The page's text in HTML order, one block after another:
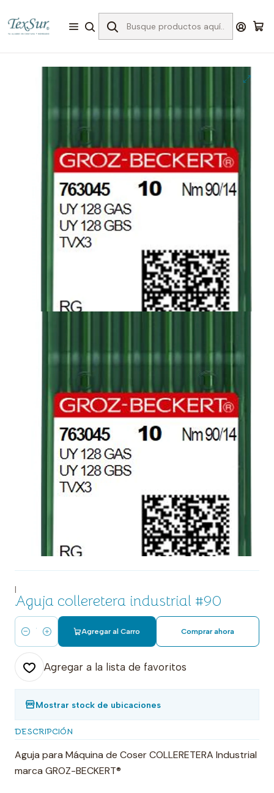
Confección
Agujas para la confección
PARA MÁQUINA INDUSTRIAL
Aguja colleretera industrial #90
|
Aguja colleretera industrial #90
Cantidad
Agregar al Carro Comprar ahora
Agregar a la lista de favoritos
Mostrar stock de ubicaciones
DESCRIPCIÓN
Aguja para Máquina de Coser COLLERETERA Industrial
marca GROZ-BECKERT®